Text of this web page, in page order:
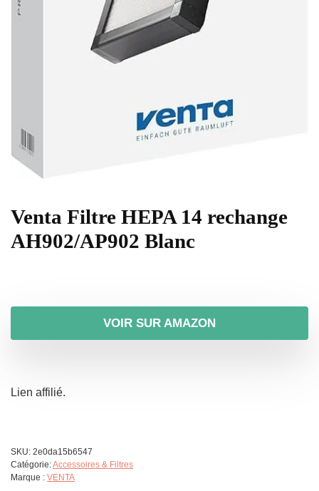
Venta Filtre HEPA 14 rechange
AH902/AP902 Blanc
VOIR SUR AMAZON
Lien affilié.
SKU: 2e0da15b6547
Catégorie:Accessoires & Filtres
Marque : VENTA